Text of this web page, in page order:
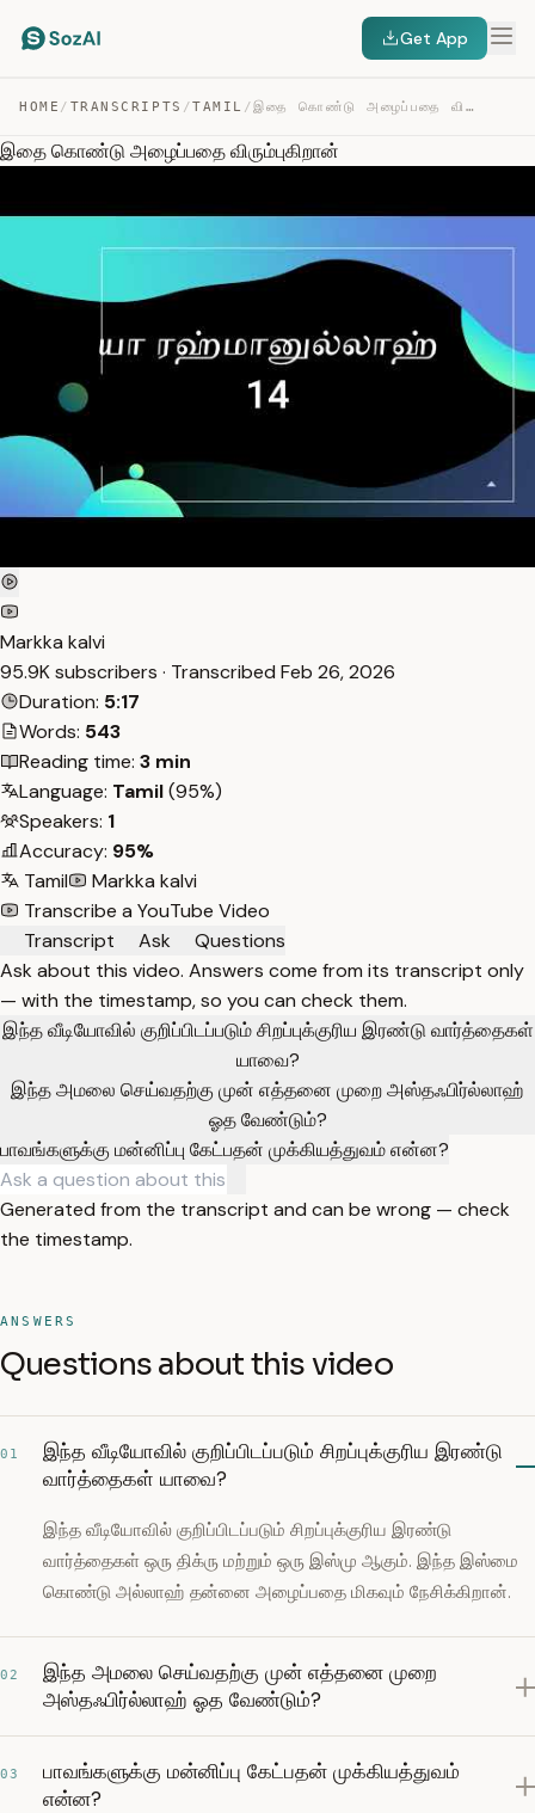
Get App
HOME / TRANSCRIPTS /TAMIL / இதை கொண்டு அழைப்பதை விரும்புகிறான் — TRANSCRIPT
இதை கொண்டு அழைப்பதை விரும்புகிறான்
Markka kalvi
95.9K subscribers · Transcribed Feb 26, 2026
Duration: 5:17
Words: 543
Reading time: 3 min
Language: Tamil(95%)
Speakers: 1
Accuracy: 95%
Tamil
Markka kalvi
Transcribe a YouTube Video
Transcript
Ask
Questions
Ask about this video. Answers come from its transcript only
— with the timestamp, so you can check them.
இந்த வீடியோவில் குறிப்பிடப்படும் சிறப்புக்குரிய இரண்டு வார்த்தைகள்
யாவை?
இந்த அமலை செய்வதற்கு முன் எத்தனை முறை அஸ்தஃபிர்ல்லாஹ்
ஓத வேண்டும்?
பாவங்களுக்கு மன்னிப்பு கேட்பதன் முக்கியத்துவம் என்ன?
Generated from the transcript and can be wrong — check
the timestamp.
ANSWERS
Questions about this video
01
இந்த வீடியோவில் குறிப்பிடப்படும் சிறப்புக்குரிய இரண்டு
வார்த்தைகள் யாவை?
இந்த வீடியோவில் குறிப்பிடப்படும் சிறப்புக்குரிய இரண்டு
வார்த்தைகள் ஒரு திக்ரு மற்றும் ஒரு இஸ்மு ஆகும். இந்த இஸ்மை
கொண்டு அல்லாஹ் தன்னை அழைப்பதை மிகவும் நேசிக்கிறான்.
02
இந்த அமலை செய்வதற்கு முன் எத்தனை முறை
அஸ்தஃபிர்ல்லாஹ் ஓத வேண்டும்?
03
பாவங்களுக்கு மன்னிப்பு கேட்பதன் முக்கியத்துவம்
என்ன?